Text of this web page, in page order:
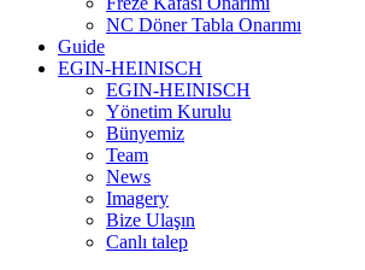
NC Döner Tabla Onarımı
Guide
EGIN-HEINISCH
EGIN-HEINISCH
Yönetim Kurulu
Bünyemiz
Team
News
Imagery
Bize Ulaşın
Canlı talep